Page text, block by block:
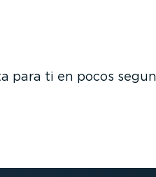
para ti en pocos